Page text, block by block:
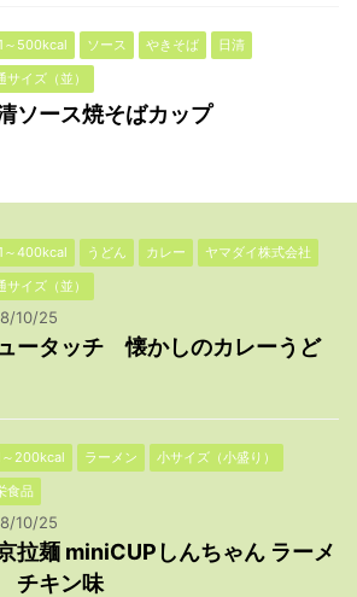
～500kcal ソース やきそば
日清
サイズ（並）
ソース焼そばカップ
～400kcal うどん カレー
ヤマダイ株式会社
サイズ（並）
10/25
ータッチ 懐かしのカレーうど
～200kcal ラーメン
小サイズ（小盛り）
食品
10/25
拉麺 miniCUPしんちゃん ラーメ
チキン味